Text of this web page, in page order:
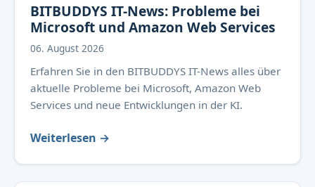
BITBUDDYS IT-News: Probleme bei
Microsoft und Amazon Web Services
06. August 2026
Erfahren Sie in den BITBUDDYS IT-News alles über
aktuelle Probleme bei Microsoft, Amazon Web
Services und neue Entwicklungen in der KI.
Weiterlesen →